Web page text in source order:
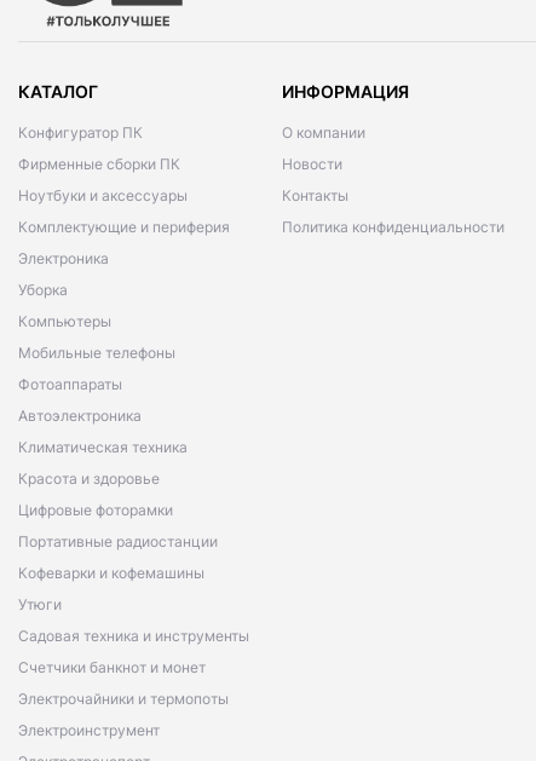
КАТАЛОГ
Конфигуратор ПК
Фирменные сборки ПК
Ноутбуки и аксессуары
Комплектующие и периферия
Электроника
Уборка
Компьютеры
Мобильные телефоны
Фотоаппараты
Автоэлектроника
Климатическая техника
Красота и здоровье
Цифровые фоторамки
Портативные радиостанции
Кофеварки и кофемашины
Утюги
Садовая техника и инструменты
Счетчики банкнот и монет
Электрочайники и термопоты
Электроинструмент
ИНФОРМАЦИЯ
О компании
Новости
Контакты
Политика конфиденциальности